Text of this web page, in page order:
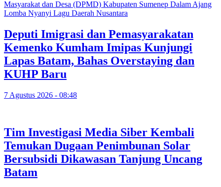
Deputi Imigrasi dan Pemasyarakatan
Kemenko Kumham Imipas Kunjungi
Lapas Batam, Bahas Overstaying dan
KUHP Baru
7 Agustus 2026 - 08:48
Tim Investigasi Media Siber Kembali
Temukan Dugaan Penimbunan Solar
Bersubsidi Dikawasan Tanjung Uncang
Batam